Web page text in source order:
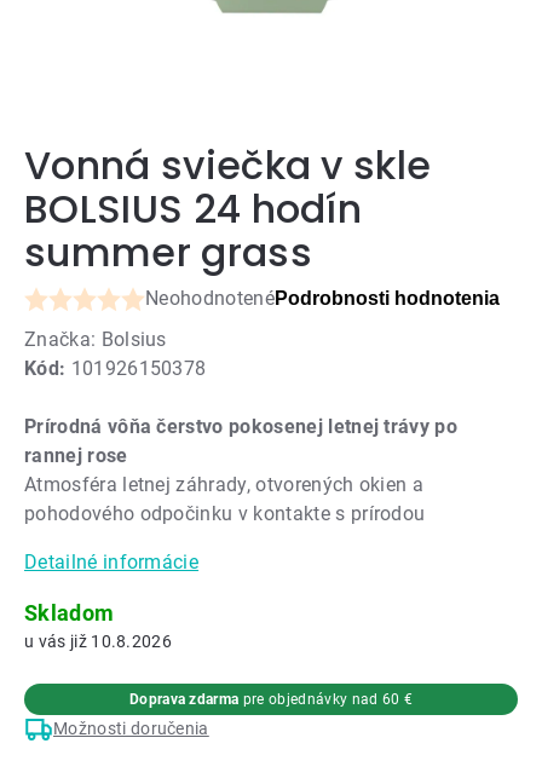
Vonná sviečka v skle
BOLSIUS 24 hodín
summer grass
Kód: 101926150378
Priemerné
hodnotenie
produktu
0,0
z
5
hviezdičiek.
NeohodnotenéPodrobnosti hodnotenia
Značka: Bolsius
Prírodná vôňa čerstvo pokosenej letnej trávy po
rannej rose
Atmosféra letnej záhrady, otvorených okien a
pohodového odpočinku v kontakte s prírodou
Detailné informácie
Skladom
10.8.2026
Možnosti doručenia
Doprava zdarma pre objednávky nad 60 €